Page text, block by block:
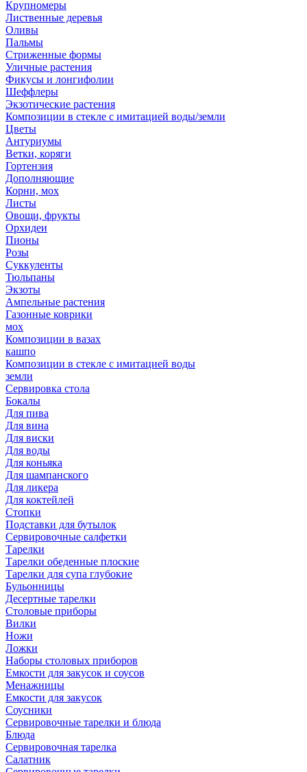
Крупномеры
Лиственные деревья
Оливы
Пальмы
Стриженные формы
Уличные растения
Фикусы и лонгифолии
Шеффлеры
Экзотические растения
Композиции в стекле с имитацией воды/земли
Цветы
Антуриумы
Ветки, коряги
Гортензия
Дополняющие
Корни, мох
Листы
Овощи, фрукты
Орхидеи
Пионы
Розы
Суккуленты
Тюльпаны
Экзоты
Ампельные растения
Газонные коврики
мох
Композиции в вазах
кашпо
Композиции в стекле с имитацией воды
земли
Сервировка стола
Бокалы
Для пива
Для вина
Для виски
Для воды
Для коньяка
Для шампанского
Для ликера
Для коктейлей
Стопки
Подставки для бутылок
Сервировочные салфетки
Тарелки
Тарелки обеденные плоские
Тарелки для супа глубокие
Бульонницы
Десертные тарелки
Столовые приборы
Вилки
Ножи
Ложки
Наборы столовых приборов
Емкости для закусок и соусов
Менажницы
Емкости для закусок
Соусники
Сервировочные тарелки и блюда
Блюда
Сервировочная тарелка
Салатник